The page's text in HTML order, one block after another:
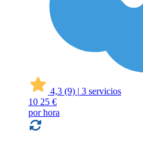
4,3 (9) | 3 servicios
10 25 €
por hora